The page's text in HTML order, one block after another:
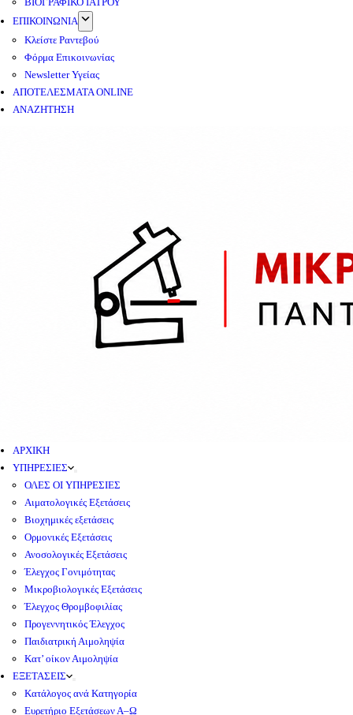
ΕΠΙΚΟΙΝΩΝΙΑ
Κλείστε Ραντεβού
Φόρμα Επικοινωνίας
Newsletter Υγείας
ΑΠΟΤΕΛΕΣΜΑΤΑ ONLINE
ΑΝΑΖΗΤΗΣΗ
ΑΡΧΙΚΗ
ΥΠΗΡΕΣΙΕΣ
ΟΛΕΣ ΟΙ ΥΠΗΡΕΣΙΕΣ
Αιματολογικές Εξετάσεις
Βιοχημικές εξετάσεις
Ορμονικές Εξετάσεις
Ανοσολογικές Εξετάσεις
Έλεγχος Γονιμότητας
Μικροβιολογικές Εξετάσεις
Έλεγχος Θρομβοφιλίας
Προγεννητικός Έλεγχος
Παιδιατρική Αιμοληψία
Κατ’ οίκον Αιμοληψία
ΕΞΕΤΑΣΕΙΣ
Κατάλογος ανά Κατηγορία
Ευρετήριο Εξετάσεων Α–Ω